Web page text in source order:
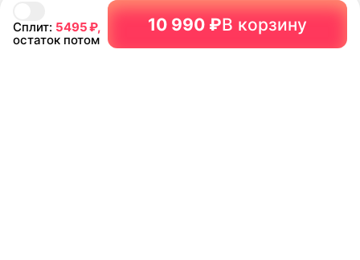
Сплит: 5495₽,
остаток потом
10 990 ₽В корзину
Кроссовки New Balance
1906R White
Не нашли товар?
Байер найдёт всё
Подробнее